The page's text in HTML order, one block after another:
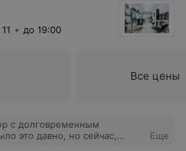
до 19:00
Все цены
с долговременным
это давно, но сейчас,
Еще